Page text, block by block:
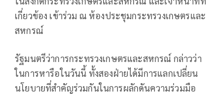
เกี่ยวข้อง เข้าร่วม ณ ห้องประชุมกระทรวงเกษตรและ
สหกรณ์
รัฐมนตรีว่าการกระทรวงเกษตรและสหกรณ์ กล่าวว่า
ในการหารือในวันนี้ ทั้งสองฝ่ายได้มีการแลกเปลี่ยน
นโยบายที่สำคัญร่วมกันในการผลักดันความร่วมมือ